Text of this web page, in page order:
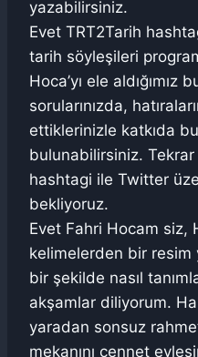
yazabilirsiniz.
Evet TRT2Tarih
tarih söyleşileri
Hoca’yı ele aldığımız
sorularınızda,
ettiklerinizle katkıda
bulunabilirsiniz.
hashtagi ile Twitter
bekliyoruz.
Evet Fahri Hocam siz,
kelimelerden bir resim
bir şekilde nasıl
akşamlar diliyorum.
yaradan sonsuz
mekanını cennet